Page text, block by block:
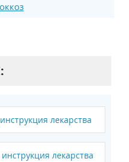
лекарства
лекарства